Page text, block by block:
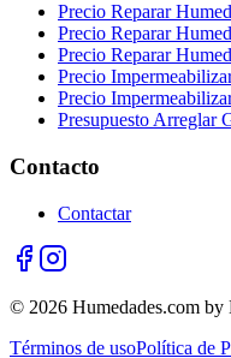
Precio Reparar
Precio Reparar
Precio Reparar
Precio
Precio
Presupuesto Arreglar
Contacto
Contactar
© 2026 Humedades.com by
Términos de usoPolítica de